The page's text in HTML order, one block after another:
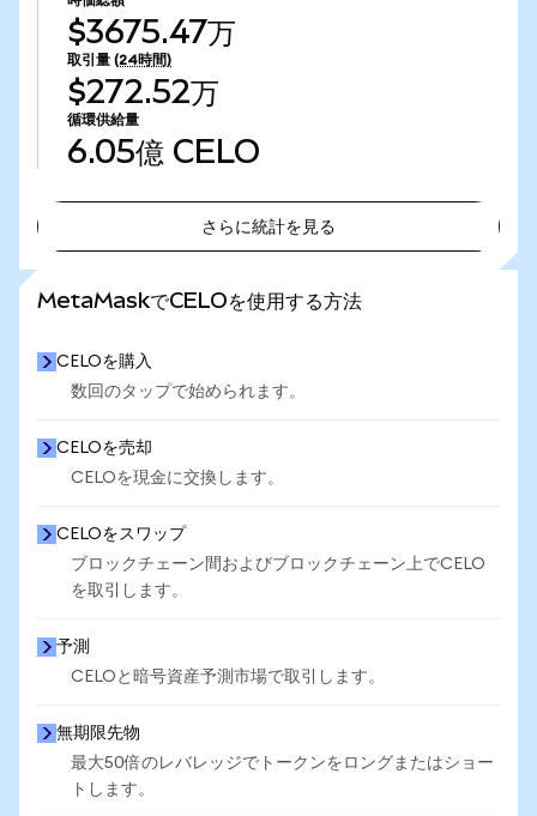
$3675.47万
取引量 (24時間)
$272.52万
循環供給量
6.05億 CELO
さらに統計を見る
MetaMaskでCELOを使用する方法
CELOを購入
数回のタップで始められます。
CELOを売却
CELOを現金に交換します。
CELOをスワップ
ブロックチェーン間およびブロックチェーン上でCELO
を取引します。
予測
CELOと暗号資産予測市場で取引します。
無期限先物
最大50倍のレバレッジでトークンをロングまたはショー
トします。